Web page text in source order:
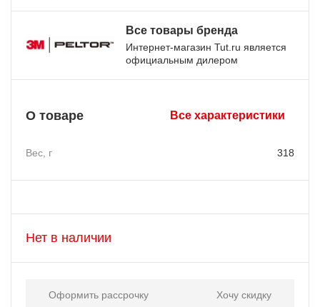
Все товары бренда
Интернет-магазин Tut.ru является
официальным дилером
О товаре Все характеристики
Вес, г 318
Нет в наличии
Оформить рассрочку Хочу скидку